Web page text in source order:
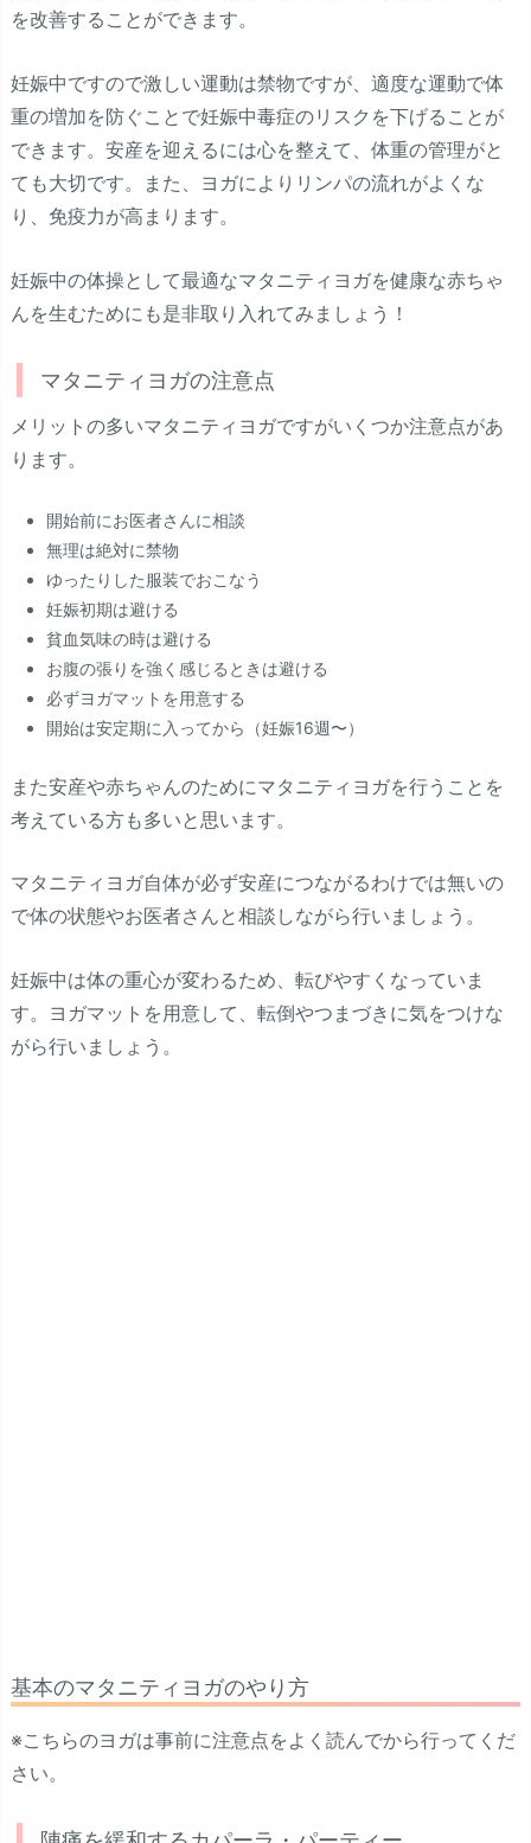
を改善することができます。
妊娠中ですので激しい運動は禁物ですが、適度な運動で体
重の増加を防ぐことで妊娠中毒症のリスクを下げることが
できます。安産を迎えるには心を整えて、体重の管理がと
ても大切です。また、ヨガによりリンパの流れがよくな
り、免疫力が高まります。
妊娠中の体操として最適なマタニティヨガを健康な赤ちゃ
んを生むためにも是非取り入れてみましょう！
マタニティヨガの注意点
メリットの多いマタニティヨガですがいくつか注意点があ
ります。
開始前にお医者さんに相談
無理は絶対に禁物
ゆったりした服装でおこなう
妊娠初期は避ける
貧血気味の時は避ける
お腹の張りを強く感じるときは避ける
必ずヨガマットを用意する
開始は安定期に入ってから（妊娠16週〜）
また安産や赤ちゃんのためにマタニティヨガを行うことを
考えている方も多いと思います。
マタニティヨガ自体が必ず安産につながるわけでは無いの
で体の状態やお医者さんと相談しながら行いましょう。
妊娠中は体の重心が変わるため、転びやすくなっていま
す。ヨガマットを用意して、転倒やつまづきに気をつけな
がら行いましょう。
基本のマタニティヨガのやり方
※こちらのヨガは事前に注意点をよく読んでから行ってくだ
さい。